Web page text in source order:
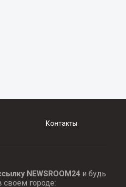
Контакты
NEWSROOM24и будь
своём городе: